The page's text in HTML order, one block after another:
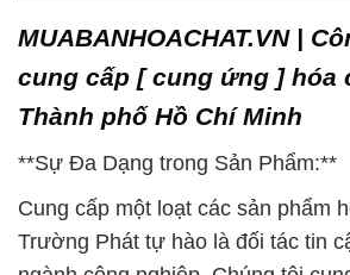
MUABANHOACHAT.VN |
cung cấp [ cung ứng ] hóa
Thành phố Hồ Chí Minh
**Sự Đa Dạng trong Sản Phẩm:**
Cung cấp một loạt các sản phẩm
Trường Phát tự hào là đối tác tin